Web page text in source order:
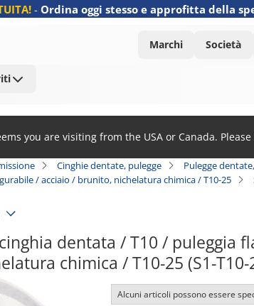
- Ordina oggi stesso e approfitta della
Marchi Società
you are visiting from the USA or Canada.
Cinghie dentate, pulegge
Pulegge
/ acciaio / brunito, nichelatura chimica / T10-25
dentata / T10 / puleggia
chimica / T10-25 (S1-T10-
Alcuni articoli possono essere